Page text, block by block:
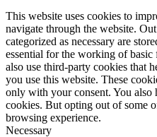
This website uses cookies to
navigate through the website.
categorized as necessary are
essential for the working of
also use third-party cookies that
you use this website. These
only with your consent. You also
cookies. But opting out of some
browsing experience.
Necessary